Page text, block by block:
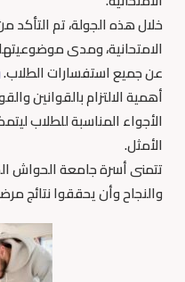
خلال هذه الجولة، تم التأكد
الامتحانية، ومدى
عن جميع استفسارات الطلاب.
أهمية الالتزام بالقوانين
الأجواء المناسبة للطلاب
الأمثل.
تتمنى أسرة جامعة الحواش
والنجاح وأن يحققوا نتائج